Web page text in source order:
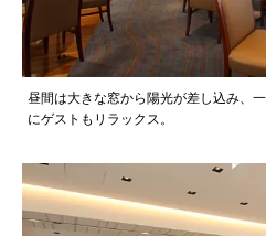
昼間は大きな窓から陽光が差し込み、
にゲストもリラックス。